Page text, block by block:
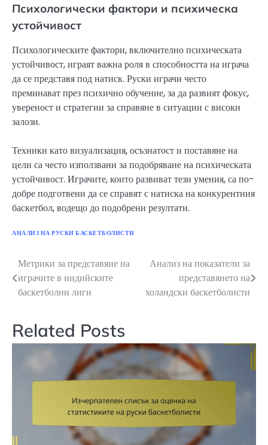
Психологически фактори и психическа
устойчивост
Психологическите фактори, включително психическата
устойчивост, играят важна роля в способността на играча
да се представя под натиск. Руски играчи често
преминават през психично обучение, за да развият фокус,
увереност и стратегии за справяне в ситуации с високи
залози.
Техники като визуализация, осъзнатост и поставяне на
цели са често използвани за подобряване на психическата
устойчивост. Играчите, които развиват тези умения, са по-
добре подготвени да се справят с натиска на конкурентния
баскетбол, водещо до подобрени резултати.
АНАЛИЗ НА РУСКИ БАСКЕТБОЛИСТИ
Post
navigation
Метрики за представяне на
играчите в индийските
баскетболни лиги
Анализ на показатели за
представянето на
холандски баскетболисти
Related Posts